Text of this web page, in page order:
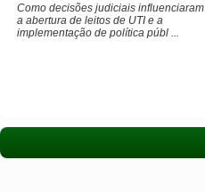
Como decisões judiciais influenciaram
a abertura de leitos de UTI e a
implementação de política públ ...